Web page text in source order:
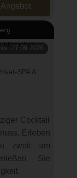
27.09.2026
SPA &
Cocktail
Erleben
zweit am
Sie